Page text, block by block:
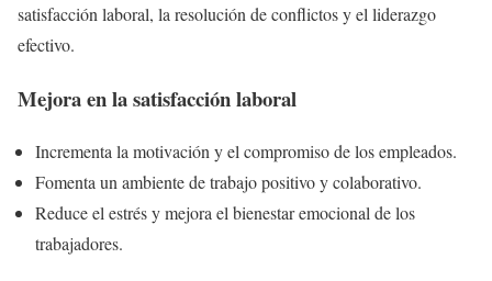
satisfacción laboral, la resolución de conflictos y el liderazgo
efectivo.
Mejora en la satisfacción laboral
Incrementa la motivación y el compromiso de los empleados.
Fomenta un ambiente de trabajo positivo y colaborativo.
Reduce el estrés y mejora el bienestar emocional de los
trabajadores.